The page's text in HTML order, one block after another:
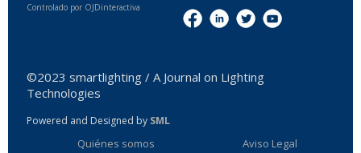
Controlado por OJDinteractiva
©2023 smartlighting / A Journal on Lighting
Technologies
Powered and Designed by SML
Quiénes somos Aviso Legal